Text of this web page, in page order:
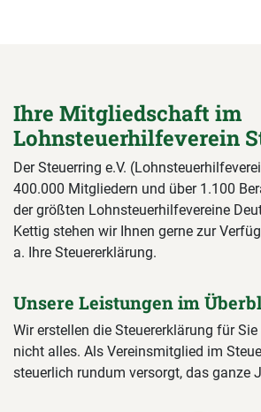
Ihre Mitgliedschaft im
Lohnsteuerhilfeverein
Der Steuerring e.V.
400.000 Mitgliedern und über 1.100
der größten Lohnsteuerhilfevereine
Kettig stehen wir Ihnen gerne zur
a. Ihre Steuererklärung.
Unsere Leistungen im
Wir erstellen die Steuererklärung für
nicht alles. Als Vereinsmitglied im
steuerlich rundum versorgt, das ganze